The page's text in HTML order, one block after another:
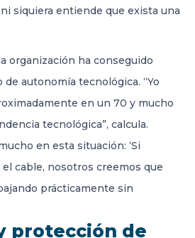
siquiera entiende que exista una
organización ha conseguido
de autonomía tecnológica. “Yo
en un 70 y mucho
tecnológica”, calcula.
en esta situación: ‘Si
cable, nosotros creemos que
prácticamente sin
protección de